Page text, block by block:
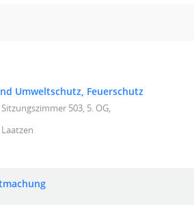
Umweltschutz, Feuerschutz
503, 5. OG,